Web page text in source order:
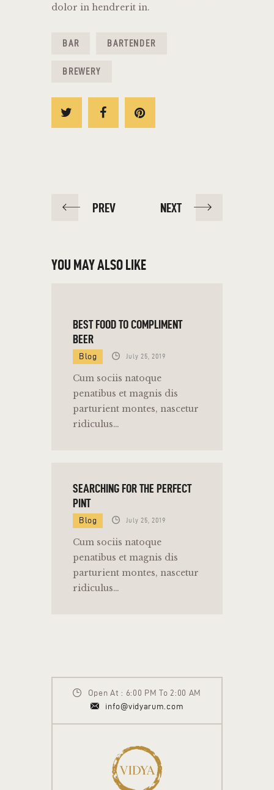
dolor in hendrerit in.
BAR BARTENDER
BREWERY
PREV NEXT
YOU MAY ALSO LIKE
BEST FOOD TO COMPLIMENT
BEER
Blog July 25, 2019
Cum sociis natoque
penatibus et magnis dis
parturient montes, nascetur
ridiculus…
SEARCHING FOR THE PERFECT
PINT
Blog July 25, 2019
Cum sociis natoque
penatibus et magnis dis
parturient montes, nascetur
ridiculus…
Open At : 6:00 PM To 2:00 AM
info@vidyarum.com